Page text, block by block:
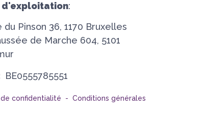
d'exploitation:
du Pinson 36, 1170 Bruxelles
de Marche 604, 5101
BE0555785551
de confidentialité - Conditions générales